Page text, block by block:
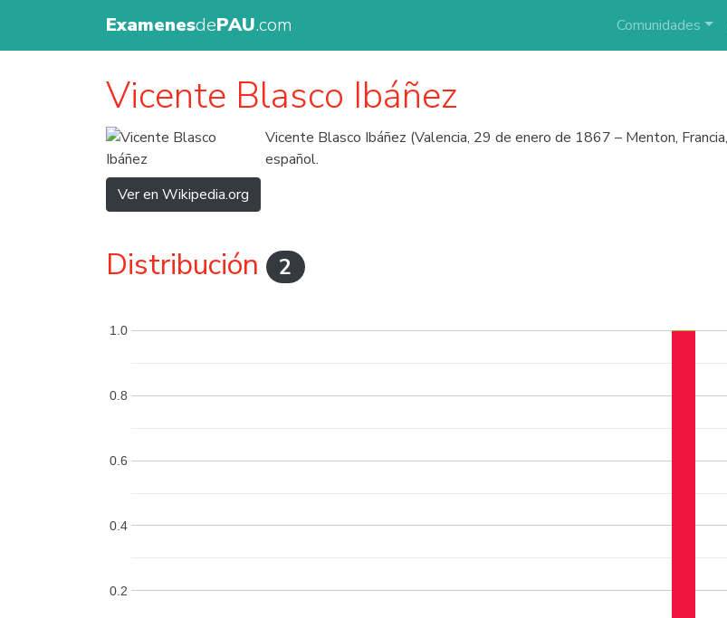
ExamenesdePAU.com Comunidades
Vicente Blasco Ibáñez
Vicente Blasco Ibáñez (Valencia, 29 de enero de 1867 – Menton,
español.
Ver en Wikipedia.org
Distribución 2
0.2
0.4
0.6
0.8
1.0